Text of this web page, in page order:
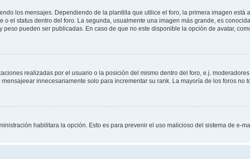
los mensajes. Dependiendo de la plantilla que utilice el foro, la primera imagen está
el status dentro del foro. La segunda, usualmente una imagen más grande, es
pueden ser publicadas. En caso de que no este disponible la opción de avatar,
realizadas por el usuario o la posición del mismo dentro del foro, e.j.
innecesariamente solo para incrementar su rank. La mayoría de los foros no
habilitara la opción. Esto es para prevenir el uso malicioso del sistema de e-